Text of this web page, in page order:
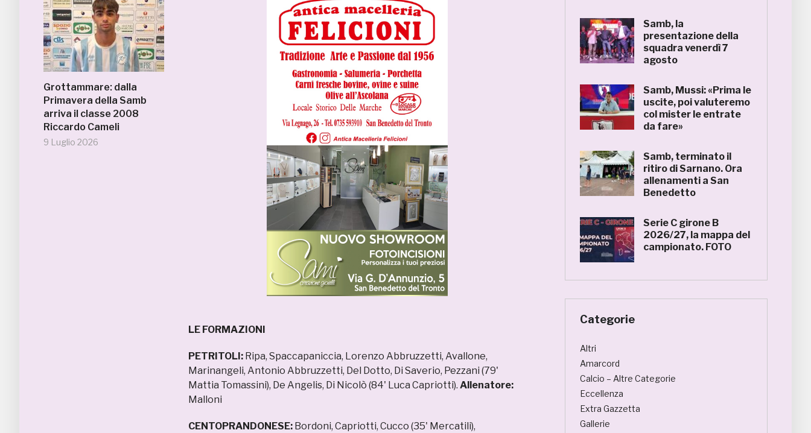
Grottammare: dalla
Primavera della Samb
arriva il classe 2008
Riccardo Cameli
9 Luglio 2026
LE FORMAZIONI
PETRITOLI: Ripa, Spaccapaniccia, Lorenzo Abbruzzetti, Avallone,
Marinangeli, Antonio Abbruzzetti, Del Dotto, Di Saverio, Pezzani (79'
Mattia Tomassini), De Angelis, Di Nicolò (84' Luca Capriotti). Allenatore:
Malloni
CENTOPRANDONESE: Bordoni, Capriotti, Cucco (35' Mercatili),
Samb, la
presentazione della
squadra venerdì 7
agosto
Samb, Mussi: «Prima le
uscite, poi valuteremo
col mister le entrate
da fare»
Samb, terminato il
ritiro di Sarnano. Ora
allenamenti a San
Benedetto
Serie C girone B
2026/27, la mappa del
campionato. FOTO
Categorie
Altri
Amarcord
Calcio – Altre Categorie
Eccellenza
Extra Gazzetta
Gallerie